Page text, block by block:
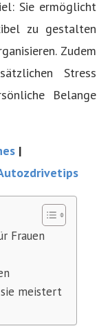
Sie ermöglicht
zu gestalten
Zudem
Stress
Belange
|
Frauen
meistert